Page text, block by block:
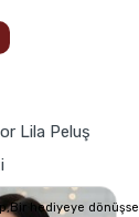
Lila Peluş
hediyeye dönüşse